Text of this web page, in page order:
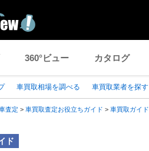
360°ビュー カタログ
車買取相場を調べる 車買取業者を探す
査定 > 車買取査定お役立ちガイド > 車買取ガイド
ド